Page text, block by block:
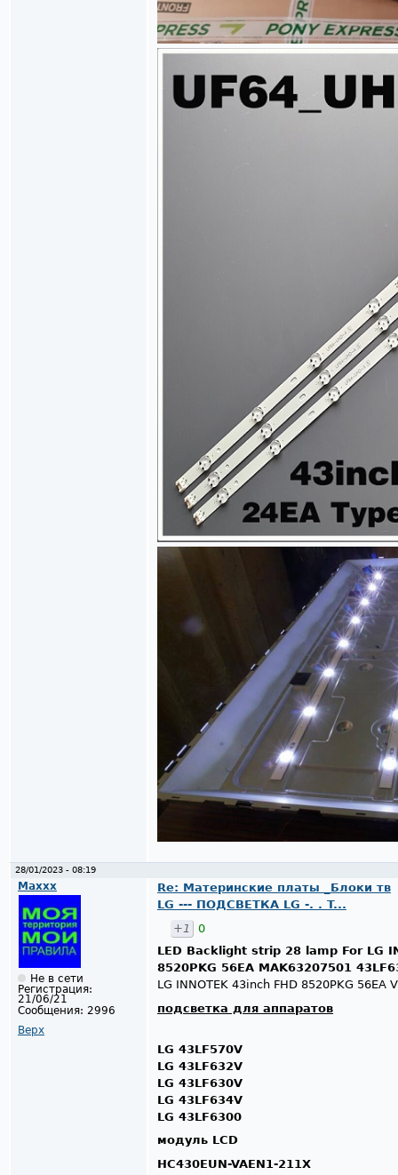
28/01/2023 - 08:19
Maxxx
Не в сети
Регистрация:
21/06/21
Сообщения: 2996
Верх
Re: Материнские платы _Блоки тв
LG --- ПОДСВЕТКА LG -. . T...
+1
0
LED Backlight strip 28 lamp For LG
8520PKG 56EA MAK63207501
LG INNOTEK 43inch FHD 8520PKG 56EA
подсветка для аппаратов
LG 43LF570V
LG 43LF632V
LG 43LF630V
LG 43LF634V
LG 43LF6300
модуль LCD
HC430EUN-VAEN1-211X